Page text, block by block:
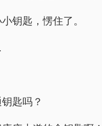
钥匙，愣住了。
匙吗？